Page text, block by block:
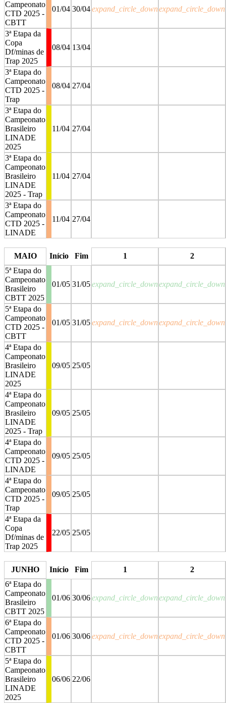
Campeonato
CTD 2025 -
CBTT
01/04 30/04expand_circle_downexpand_circle_down
3ª Etapa da
Copa
Df/minas de
Trap 2025
08/04 13/04
3ª Etapa do
Campeonato
CTD 2025 -
Trap
08/04 27/04
3ª Etapa do
Campeonato
Brasileiro
LINADE
2025
11/04 27/04
3ª Etapa do
Campeonato
Brasileiro
LINADE
2025 - Trap
11/04 27/04
3ª Etapa do
Campeonato
CTD 2025 -
LINADE
11/04 27/04
MAIO
Início Fim 1
2
5ª Etapa do
Campeonato
Brasileiro
CBTT 2025
01/05 31/05expand_circle_downexpand_circle_down
5ª Etapa do
Campeonato
CTD 2025 -
CBTT
01/05 31/05expand_circle_downexpand_circle_down
4ª Etapa do
Campeonato
Brasileiro
LINADE
2025
09/05 25/05
4ª Etapa do
Campeonato
Brasileiro
LINADE
2025 - Trap
09/05 25/05
4ª Etapa do
Campeonato
CTD 2025 -
LINADE
09/05 25/05
4ª Etapa do
Campeonato
CTD 2025 -
Trap
09/05 25/05
4ª Etapa da
Copa
Df/minas de
Trap 2025
22/05 25/05
JUNHO
Início Fim 1
2
6ª Etapa do
Campeonato
Brasileiro
CBTT 2025
01/06 30/06expand_circle_downexpand_circle_down
6ª Etapa do
Campeonato
CTD 2025 -
CBTT
01/06 30/06expand_circle_downexpand_circle_down
5ª Etapa do
Campeonato
Brasileiro
LINADE
2025
06/06 22/06